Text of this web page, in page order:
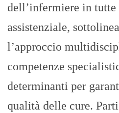
dell’infermiere in tutte
assistenziale,
l’approccio
competenze
determinanti per
qualità delle cure.